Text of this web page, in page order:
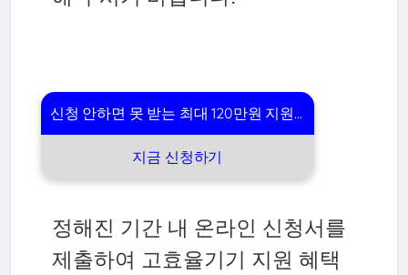
신청 안내
정해진 기간 내 온라인 신청서를
제출하여 고효율기기 지원 혜택
신청 안하면 못 받는 최대 120만원 지원금
지금 신청하기